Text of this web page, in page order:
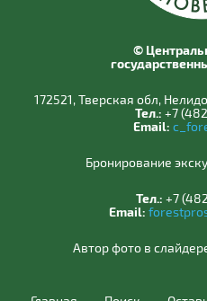
©
172521, Тверская обл,
Тел.: +7
Email:
Бронирование
Тел.: +7
Email:
Автор фото в